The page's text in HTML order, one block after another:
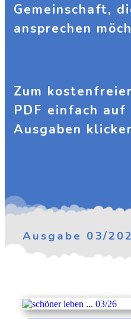
Gemeinschaft,
ansprechen
Zum
PDF einfach
Ausgaben
Ausgabe 03/